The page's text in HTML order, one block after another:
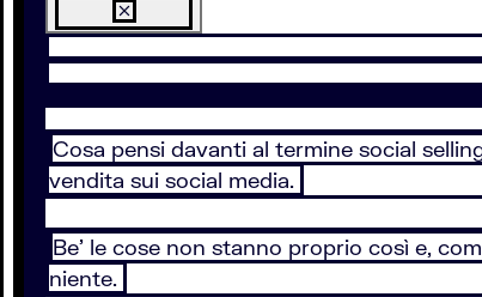
Cosa pensi davanti al termine social
vendita sui social media.
Be' le cose non stanno proprio così e,
niente.